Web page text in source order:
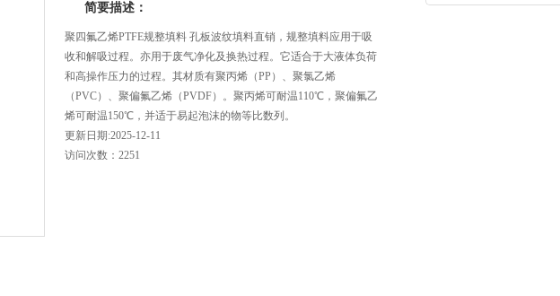
简要描述：
聚四氟乙烯PTFE规整填料 孔板波纹填料直销，规整填料应用于吸
收和解吸过程。亦用于废气净化及换热过程。它适合于大液体负荷
和高操作压力的过程。其材质有聚丙烯（PP）、聚氯乙烯
（PVC）、聚偏氟乙烯（PVDF）。聚丙烯可耐温110℃，聚偏氟乙
烯可耐温150℃，并适于易起泡沫的物等比数列。
更新日期:2025-12-11
访问次数：2251